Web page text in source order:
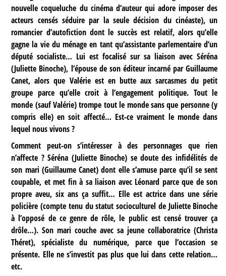
nouvelle coqueluche du cinéma d’auteur qui adore imposer des
acteurs censés séduire par la seule décision du cinéaste), un
romancier d’autofiction dont le succès est relatif, alors qu’elle
gagne la vie du ménage en tant qu’assistante parlementaire d’un
député socialiste… Lui est focalisé sur sa liaison avec Séréna
(Juliette Binoche), l’épouse de son éditeur incarné par Guillaume
Canet, alors que Valérie est en butte aux sarcasmes du petit
groupe parce qu’elle croit à l’engagement politique. Tout le
monde (sauf Valérie) trompe tout le monde sans que personne (y
compris elle) en soit affecté… Est-ce vraiment le monde dans
lequel nous vivons ?
Comment peut-on s’intéresser à des personnages que rien
n’affecte ? Séréna (Juliette Binoche) se doute des infidélités de
son mari (Guillaume Canet) dont elle s’amuse parce qu’il se sent
coupable, et met fin à sa liaison avec Léonard parce que de son
propre aveu, six ans ça suffit… Elle est actrice dans une série
policière (compte tenu du statut socioculturel de Juliette Binoche
à l’opposé de ce genre de rôle, le public est censé trouver ça
drôle…). Son mari couche avec sa jeune collaboratrice (Christa
Théret), spécialiste du numérique, parce que l’occasion se
présente. Elle ne s’investit pas plus que lui dans cette relation…
etc.